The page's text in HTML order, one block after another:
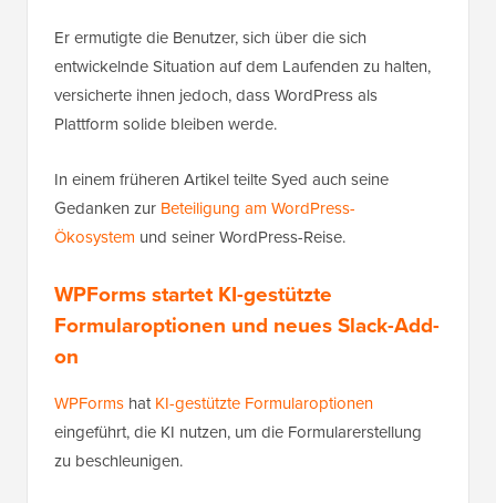
Er ermutigte die Benutzer, sich über die sich
entwickelnde Situation auf dem Laufenden zu halten,
versicherte ihnen jedoch, dass WordPress als
Plattform solide bleiben werde.
In einem früheren Artikel teilte Syed auch seine
Gedanken zur Beteiligung am WordPress-
Ökosystem und seiner WordPress-Reise.
WPForms startet KI-gestützte
Formularoptionen und neues Slack-Add-
on
WPForms hatKI-gestützte Formularoptionen
eingeführt, die KI nutzen, um die Formularerstellung
zu beschleunigen.